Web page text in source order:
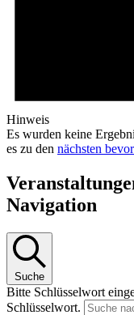
Hinweis
Es wurden keine
es zu den nächsten
Navigation
Suche
Bitte Schlüsselwort
Schlüsselwort.